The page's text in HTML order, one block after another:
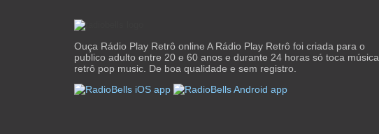
Ouça Rádio Play Retrô online A Rádio Play Retrô foi criada para o
publico adulto entre 20 e 60 anos e durante 24 horas só toca música
retrô pop music. De boa qualidade e sem registro.